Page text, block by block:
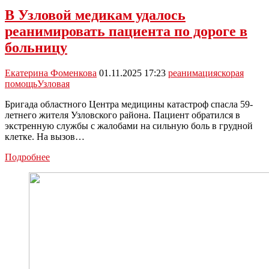
В Узловой медикам удалось
реанимировать пациента по дороге в
больницу
Екатерина Фоменкова 01.11.2025 17:23 реанимацияскорая
помощьУзловая
Бригада областного Центра медицины катастроф спасла 59-
летнего жителя Узловского района. Пациент обратился в
экстренную службы с жалобами на сильную боль в грудной
клетке. На вызов…
ПодробнееВ